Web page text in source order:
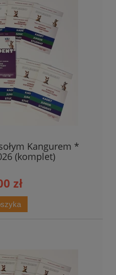
Kangurem *
(komplet)
zł